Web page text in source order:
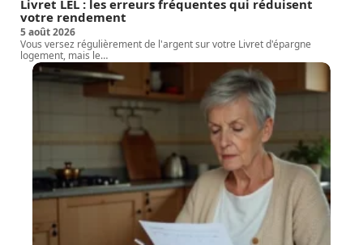
Livret LEL : les erreurs fréquentes qui réduisent
votre rendement
5 août 2026
Vous versez régulièrement de l'argent sur votre Livret d'épargne
logement, mais le…